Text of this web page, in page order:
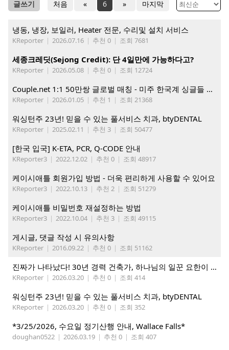
글쓰기 처음 « 6 » 마지막
냉동, 냉장, 보일러, Heater 전문, 수리및 설치 서비스
KReporter | 2026.07.16 | 추천 0 | 조회 7681
세종크레딧(Sejong Credit): 단 4일만에 가능하다고?
KReporter | 2026.05.08 | 추천 0 | 조회 12724
Couple.net 1:1 50만쌍 글로벌 매칭 - 미주 한국계 싱글들 모이세요
KReporter | 2026.01.05 | 추천 1 | 조회 21368
워싱턴주 23년! 믿을 수 있는 풀서비스 치과, btyDENTAL
KReporter | 2025.02.11 | 추천 3 | 조회 50477
[한국 입국] K-ETA, PCR, Q-CODE 안내
KReporter3 | 2022.12.02 | 추천 0 | 조회 48917
케이시애틀 회원가입 방법 - 더욱 편리하게 사용할 수 있어요
KReporter3 | 2022.10.13 | 추천 2 | 조회 51279
케이시애틀 비밀번호 재설정하는 방법
KReporter3 | 2022.10.04 | 추천 3 | 조회 49115
게시글, 댓글 작성 시 유의사항
KReporter | 2016.09.22 | 추천 0 | 조회 51162
진짜가 나타났다! 30년 경력 건축가, 하나님의 일꾼 요한이 책임 시공합니다.
KReporter | 2026.03.20 | 추천 0 | 조회 414
워싱턴주 23년! 믿을 수 있는 풀서비스 치과, btyDENTAL
KReporter | 2026.03.20 | 추천 0 | 조회 352
*3/25/2026, 수요일 정기산행 안내, Wallace Falls*
doughan0522 | 2026.03.19 | 추천 0 | 조회 407